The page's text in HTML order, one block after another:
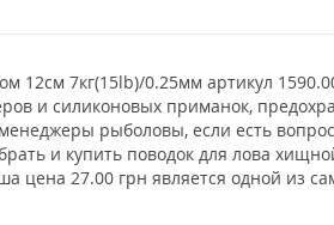
12см 7кг(15lb)/0.25мм артикул
и силиконовых приманок,
рыболовы, если есть
и купить поводок для лова
цена 27.00 грн является одной из